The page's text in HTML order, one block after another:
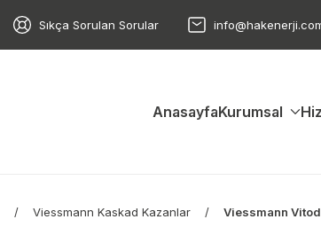
Sıkça Sorulan Sorular
AnasayfaKurumsal
Viessmann Kaskad Kazanlar Viessmann